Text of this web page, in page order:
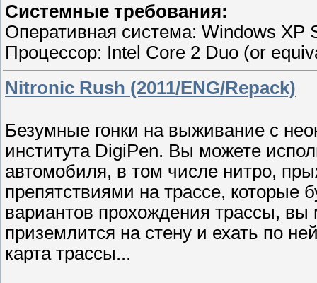
Системные требования:
Оперативная система: Windows XP
Процессор: Intel Core 2 Duo (or
Nitronic Rush (2011/ENG/Repack)
Безумные гонки на выживание с
института DigiPen. Вы можете
автомобиля, в том числе нитро,
препятствиями на трассе, которые
вариантов прохождения трассы, вы
приземлится на стену и ехать по
карта трассы...